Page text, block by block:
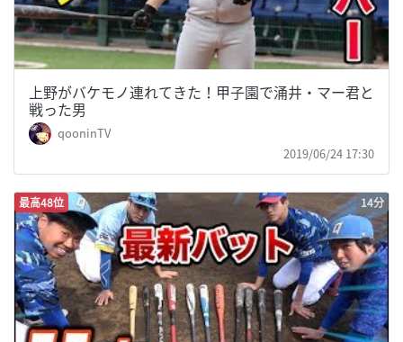
上野がバケモノ連れてきた！甲子園で涌井・マー君と
戦った男
qooninTV
2019/06/24 17:30
最高48位 14分